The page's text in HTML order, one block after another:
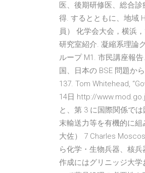
医、後期研修医、総合
得. するとともに、地域
員） 化学会大会，横浜
研究室紹介. 凝縮系理論
ループ M1. 市民講座報
国、日本の BSE 問題か
137. Tom Whitehead,
14日 http://
と、第 3 に国際関係で
末輸送力等を有機的に
大佐） 7 Charles
ら化学・生物兵器、核
作成にはグリニッジ大学